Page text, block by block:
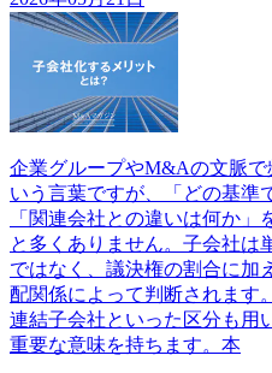
企業グループやM&Aの文脈
いう言葉ですが、「どの基準
「関連会社との違いは何か
と多くありません。子会社は
ではなく、議決権の割合に加
配関係によって判断されます
連結子会社といった区分も用
重要な意味を持ちます。本